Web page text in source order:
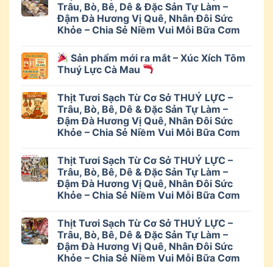
Trâu, Bò, Bê, Dê & Đặc Sản Tự Làm –
Đậm Đà Hương Vị Quê, Nhân Đôi Sức
Khỏe – Chia Sẻ Niềm Vui Mỗi Bữa Cơm
Sản phẩm mới ra mắt – Xúc Xích Tôm
Thuý Lực Cà Mau
Thịt Tươi Sạch Từ Cơ Sở THUÝ LỰC –
Trâu, Bò, Bê, Dê & Đặc Sản Tự Làm –
Đậm Đà Hương Vị Quê, Nhân Đôi Sức
Khỏe – Chia Sẻ Niềm Vui Mỗi Bữa Cơm
Thịt Tươi Sạch Từ Cơ Sở THUÝ LỰC –
Trâu, Bò, Bê, Dê & Đặc Sản Tự Làm –
Đậm Đà Hương Vị Quê, Nhân Đôi Sức
Khỏe – Chia Sẻ Niềm Vui Mỗi Bữa Cơm
Thịt Tươi Sạch Từ Cơ Sở THUÝ LỰC –
Trâu, Bò, Bê, Dê & Đặc Sản Tự Làm –
Đậm Đà Hương Vị Quê, Nhân Đôi Sức
Khỏe – Chia Sẻ Niềm Vui Mỗi Bữa Cơm